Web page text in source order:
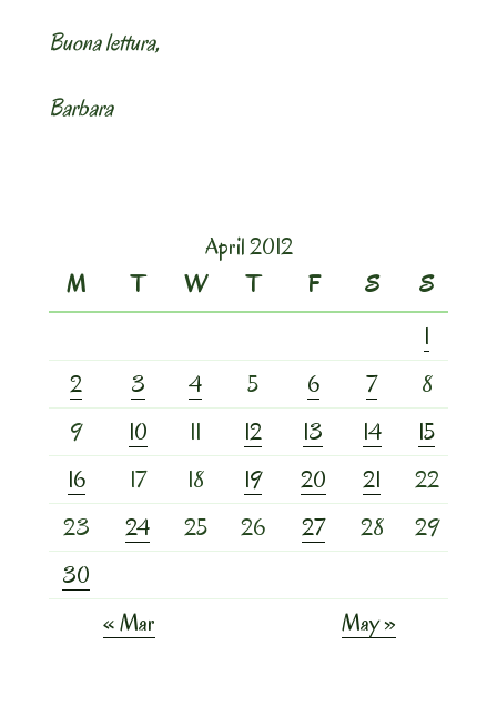
Buona lettura,
Barbara
April 2012
M
T W T F S
S
1
2
3 4 5 6 7
8
9
10 11 12 13 14
15
16
17 18 19 20 21
22
23
24 25 26 27 28
29
30
« Mar
May »